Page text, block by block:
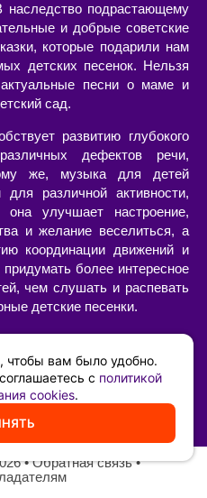
наследство подрастающему
и добрые советские
которые подарили нам
детских песенок. Нельзя
песни о маме и
сад.
развитию глубокого
дефектов речи,
же, музыка для детей
различной активности,
улучшает настроение,
и желание веселиться, а
координации движений и
более интересное
чем слушать и распевать
детские песенки.
песни с текстами и
в хорошем качестве
выбор песен для детей
сборник из тех
вам и вашему ребенку.
•Обратная связь•
вам было удобно.
с политикой
cookies.